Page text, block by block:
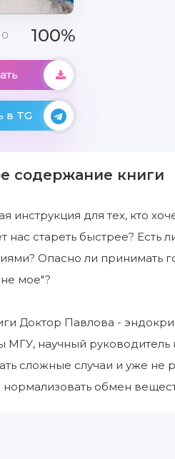
0 100%
в TG
содержание книги
инструкция для тех, кто
нас стареть быстрее?
Опасно ли принимать
мое"?
Доктор Павлова -
МГУ, научный руководитель
сложные случаи и уже не
обмен